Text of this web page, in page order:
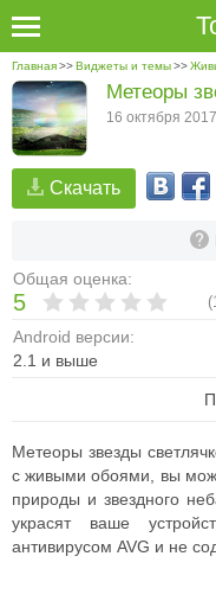
Главная>>Виджеты и темы>>
Скачать
Общая оценка:
5 (
Android версии:
2.1 и выше
Метеоры
16 октября
Метеоры звезды
с живыми обоями, вы
природы и звездного
украсят ваше
антивирусом AVG и не